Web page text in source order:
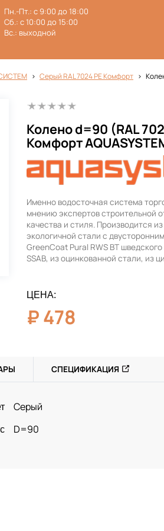
Пн.-Пт.: с 9:00 до 18:00
Сб.: с 10:00 до 15:00
Вс.: выходной
Серый RAL 7024 PE Комфорт
Колено d=90 (RAL
Комфорт
Именно водосточная система
мнению экспертов строительной
качества и стиля. Производится
экологичной стали с
GreenCoat Pural RWS BT
SSAB, из оцинкованной стали, из
ЦЕНА:
₽478
СПЕЦИФИКАЦИЯ
Серый
D=90